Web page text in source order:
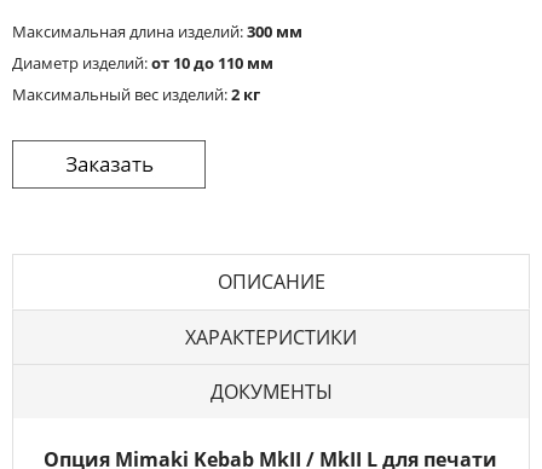
Максимальная длина изделий:300 мм
Диаметр изделий:от 10 до 110 мм
Максимальный вес изделий:2 кг
ОПИСАНИЕ
ХАРАКТЕРИСТИКИ
ДОКУМЕНТЫ
Опция Mimaki Kebab MkII / MkII L для печати